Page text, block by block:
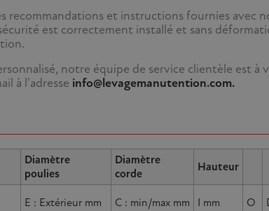
et instructions fournies avec
est correctement installé et sans
notre équipe de service clientèle est
à l'adresse info@levagemanutention.com.
Diamètre
poulies
Diamètre
corde
Hauteur
E : Extérieur mm C : min/max mm I mm O